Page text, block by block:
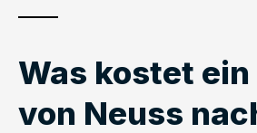
Was kostet ein
von Neuss